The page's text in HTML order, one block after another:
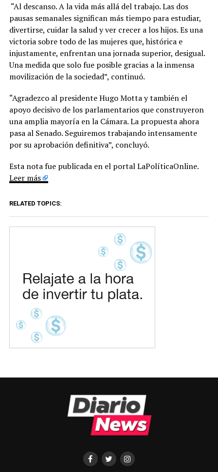
“Al descanso. A la vida más allá del trabajo. Las dos
pausas semanales significan más tiempo para estudiar,
divertirse, cuidar la salud y ver crecer a los hijos. Es una
victoria sobre todo de las mujeres que, histórica e
injustamente, enfrentan una jornada superior, desigual.
Una medida que solo fue posible gracias a la inmensa
movilización de la sociedad”, continuó.
“Agradezco al presidente Hugo Motta y también el
apoyo decisivo de los parlamentarios que construyeron
una amplia mayoría en la Cámara. La propuesta ahora
pasa al Senado. Seguiremos trabajando intensamente
por su aprobación definitiva”, concluyó.
Esta nota fue publicada en el portal LaPolíticaOnline.
Leer más
RELATED TOPICS: